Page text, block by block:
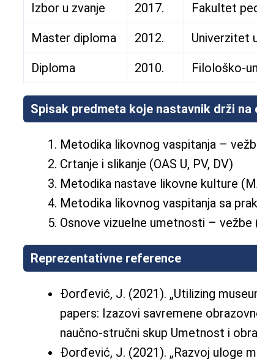
Izbor u zvanje 2017. Fakultet
Master diploma 2012. Univerzitet
Diploma 2010. Filološko-
Spisak predmeta koje nastavnik drži
Metodika likovnog vaspitanja –
Crtanje i slikanje (OAS U, PV, DV)
Metodika nastave likovne kulture
Metodika likovnog vaspitanja sa
Osnove vizuelne umetnosti – vežbe
Reprezentativne reference
Đorđević, J. (2021). „Utilizing
papers: Izazovi savremene
naučno-stručni skup Umetnost i
Đorđević, J. (2021). „Razvoj uloge